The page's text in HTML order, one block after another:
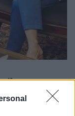
για τις
να έχει γύρο